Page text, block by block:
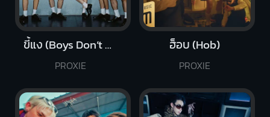
ขี้แง (Boys Don’t Cry)
PROXIE
ฮ็อบ (Hob)
PROXIE